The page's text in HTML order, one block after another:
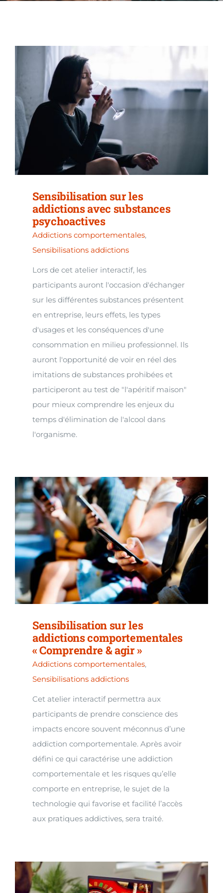
SAFE UP INFO
Sensibilisation sur les
addictions avec substances
psychoactives
Addictions comportementales,
Sensibilisations addictions
Lors de cet atelier interactif, les
participants auront l'occasion d'échanger
sur les différentes substances présentent
en entreprise, leurs effets, les types
d'usages et les conséquences d'une
consommation en milieu professionnel. Ils
auront l'opportunité de voir en réel des
imitations de substances prohibées et
participeront au test de "l'apéritif maison"
pour mieux comprendre les enjeux du
temps d'élimination de l'alcool dans
l'organisme.
Sensibilisation sur les
addictions comportementales
« Comprendre & agir »
Addictions comportementales,
Sensibilisations addictions
Cet atelier interactif permettra aux
participants de prendre conscience des
impacts encore souvent méconnus d’une
addiction comportementale. Après avoir
défini ce qui caractérise une addiction
comportementale et les risques qu’elle
comporte en entreprise, le sujet de la
technologie qui favorise et facilité l’accès
aux pratiques addictives, sera traité.